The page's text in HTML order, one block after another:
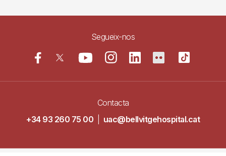
Segueix-nos
Contacta
+34 93 260 75 00
uac@bellvitgehospital.cat